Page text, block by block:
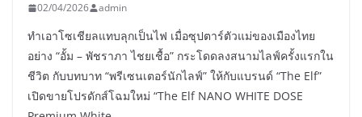
02/04/2026 admin
ทำเอาโซเชียลแทบลุกเป็นไฟ เมื่อซุปตาร์ตัวแม่ของเมืองไทย
อย่าง “อั้ม – พัชราภา ไชยเชื้อ” กระโดดลงสนามไลฟ์ครั้งแรกใน
ชีวิต กับบทบาท “พรีเซนเตอร์นักไลฟ์” ให้กับแบรนด์ “The Elf”
เปิดขายโปรดักส์โฉมใหม่ “The Elf NANO WHITE DOSE